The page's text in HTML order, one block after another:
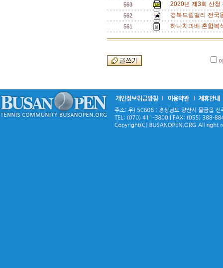
563 2020년 제3회 산
562 경북드림밸리 전
561 하나치과배 혼합복